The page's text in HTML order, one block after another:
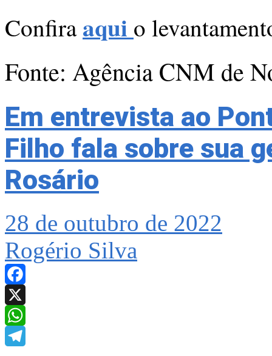
Confiraaqui o
Fonte: Agência CNM de
Em entrevista ao
Filho fala sobre sua
Rosário
28 de outubro de 2022
Rogério Silva
Facebook
X
WhatsApp